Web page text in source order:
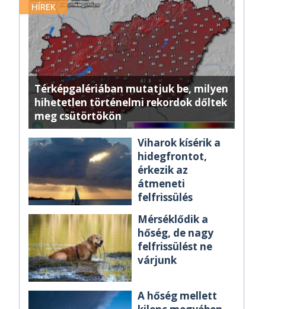
HÍREK
Térképgalériában mutatjuk be, milyen
hihetetlen történelmi rekordok dőltek
meg csütörtökön
Viharok kísérik a
hidegfrontot,
érkezik az
átmeneti
felfrissülés
Mérséklődik a
hőség, de nagy
felfrissülést ne
várjunk
A hőség mellett